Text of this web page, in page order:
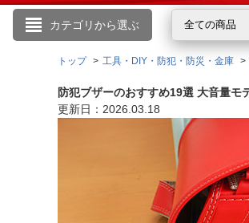
カテゴリから選ぶ 全ての商品
こんにちは
ログイン
新規会員登録
会員メニュー
お買いもの履歴
閲覧履歴
トップ 工具・DIY・防犯・防災・金庫
防犯ブザーのおすすめ19選 大音量モ
更新日：2026.03.18